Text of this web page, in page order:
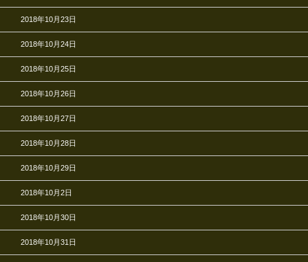
2018年10月23日
2018年10月24日
2018年10月25日
2018年10月26日
2018年10月27日
2018年10月28日
2018年10月29日
2018年10月2日
2018年10月30日
2018年10月31日